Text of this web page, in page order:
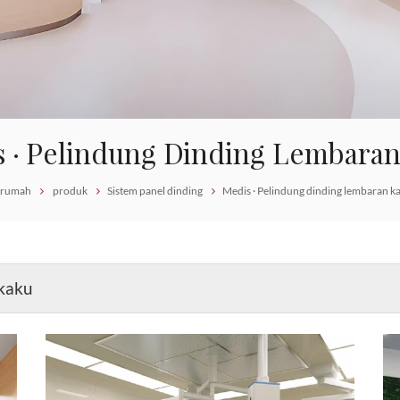
· Pelindung Dinding
rumah produk Sistem panel dinding Medis · Pelindung dinding lembaran